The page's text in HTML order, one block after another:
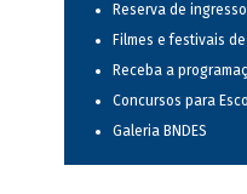
Reserva de
Filmes e festivais
Receba a
Concursos para
Galeria BNDES